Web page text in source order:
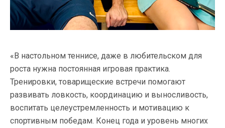
«В настольном теннисе, даже в любительском для
роста нужна постоянная игровая практика.
Тренировки, товарищеские встречи помогают
развивать ловкость, координацию и выносливость,
воспитать целеустремленность и мотивацию к
спортивным победам. Конец года и уровень многих